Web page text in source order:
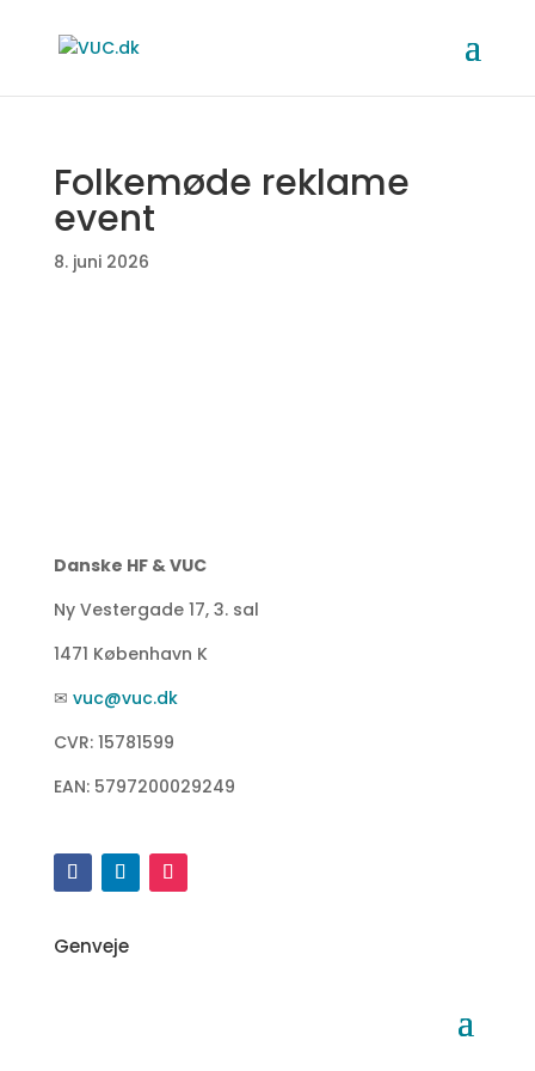
Folkemøde reklame
event
8. juni 2026
Danske HF & VUC
Ny Vestergade 17, 3. sal
1471 København K
✉ vuc@vuc.dk
CVR: 15781599
EAN: 5797200029249
Genveje